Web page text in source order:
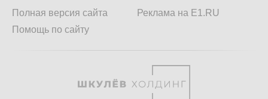
Полная версия сайта
Помощь по сайту
Реклама на E1.RU